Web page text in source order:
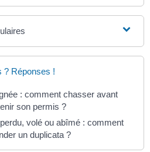
? Réponses !
: comment chasser avant
son permis ?
volé ou abîmé : comment
un duplicata ?